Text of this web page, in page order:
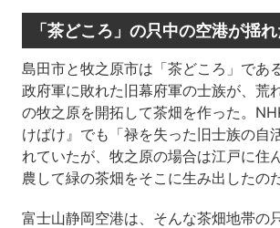
「茶どころ」の只中の空港が揺れ
島田市と牧之原市は「茶どころ」であ
政府軍に敗れた旧幕府軍の士族が、荒
の牧之原を開拓して茶畑を作った。
けばけ』でも「禄を失った旧士族の自
れていたが、牧之原の場合は江戸に住
農して緑の茶畑をそこに生み出したのだ
富士山静岡空港は、そんな茶畑地帯の